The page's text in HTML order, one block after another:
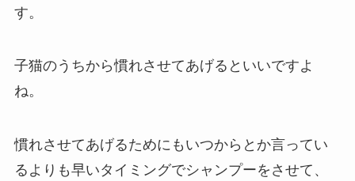
す。
子猫のうちから慣れさせてあげるといいですよ
ね。
慣れさせてあげるためにもいつからとか言ってい
るよりも早いタイミングでシャンプーをさせて、